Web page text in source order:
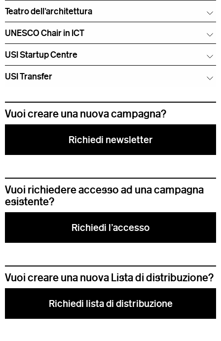
Teatro dell'architettura
UNESCO Chair in ICT
USI Startup Centre
USI Transfer
Vuoi creare una nuova campagna?
Richiedi newsletter
Vuoi richiedere accesso ad una campagna
esistente?
Richiedi l'accesso
Vuoi creare una nuova Lista di distribuzione?
Richiedi lista di distribuzione